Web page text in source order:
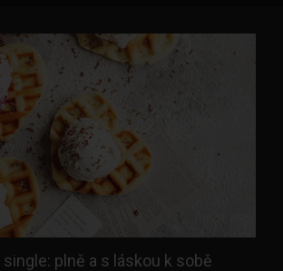
plně a s láskou k sobě